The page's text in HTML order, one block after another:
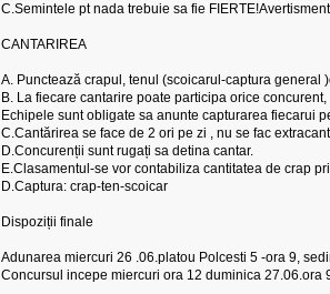
C.Semintele pt nada trebuie sa fie
CANTARIREA
A. Punctează crapul, tenul (scoicarul-captura general
B. La fiecare cantarire poate participa orice
Echipele sunt obligate sa anunte capturarea fiecarui
C.Cantărirea se face de 2 ori pe zi , nu se fac
D.Concurenții sunt rugați sa detina cantar.
E.Clasamentul-se vor contabiliza cantitatea de crap
D.Captura: crap-ten-scoicar
Dispoziții finale
Adunarea miercuri 26 .06.platou Polcesti 5 -ora 9,
Concursul incepe miercuri ora 12 duminica 27.06.ora